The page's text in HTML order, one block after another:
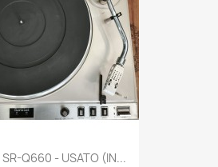
SR-Q660 - USATO (IN...